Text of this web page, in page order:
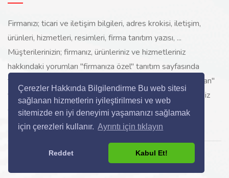
Çerezler Hakkında Bilgilendirme Bu web sitesi
sağlanan hizmetlerin iyileştirilmesi ve web
sitemizde en iyi deneyimi yaşamanızı sağlamak
için çerezleri kullanır. Ayrıntı için tıklayın
Reddet Kabul Et!
Firmanızı; ticari ve iletişim bilgileri, adres krokisi, iletişim,
ürünleri, hizmetleri, resimleri, firma tanıtım yazısı, ...
Müşterilerinizin; firmanız, ürünleriniz ve hizmetleriniz
hakkındaki yorumları "firmanıza özel" tanıtım sayfasında
toplanarak ürünlerinizi, hizmetlerinizi, internette "sizi arayan"
yeni müşterilerinize www.sektor.gen.tr aracılığı ile ücretsiz
gösterilir.
Copyright © 2024 All Rights Reserved.